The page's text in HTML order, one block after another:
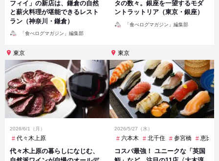
フィイ」の新店は、鎌倉の自然
と薪火料理が堪能できるレスト
ラン（神奈川・鎌倉）
「食べログマガジン」編集部
タの数々。銀座を一望するモダ
ントラットリア（東京・銀座）
「食べログマガジン」編集部
東京
2026/6/1（月）
代々木上原
代々木上原の暮らしになじむ、
東京
2026/5/27（水）
六本木 北千住 参宮橋 恵比寿
コスパ最強！ ユニークな「英国